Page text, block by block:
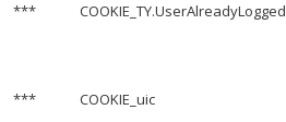
*** COOKIE_TY.UserAlreadyLogged
*** COOKIE_uic